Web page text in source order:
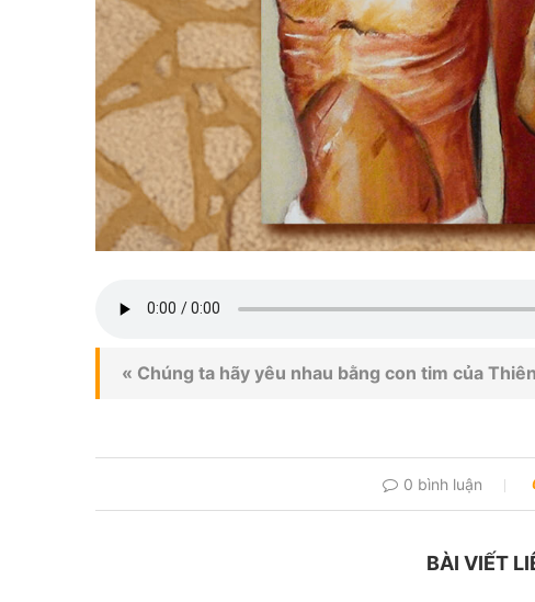
« Chúng ta hãy yêu nhau bằng con tim của
0 bình luận
BÀI VIẾT